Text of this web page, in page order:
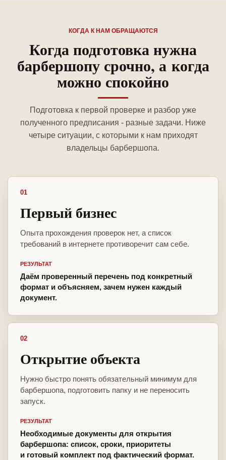
КОГДА К НАМ ОБРАЩАЮТСЯ
Когда подготовка нужна
барбершопу срочно, а когда
можно спокойно
Подготовка к первой проверке и разбор уже
полученного предписания - разные задачи. Ниже
четыре ситуации, с которыми к нам приходят
владельцы барбершопа.
01
Первый бизнес
Опыта прохождения проверок нет, а список
требований в интернете противоречит сам себе.
РЕЗУЛЬТАТ
Даём проверенный перечень под конкретный
формат и объясняем, зачем нужен каждый
документ.
02
Открытие объекта
Нужно быстро понять обязательный минимум для
барбершопа, подготовить папку и не переносить
запуск.
РЕЗУЛЬТАТ
Необходимые документы для открытия
барбершопа: список, сроки, приоритеты
и готовый комплект под фактический формат.